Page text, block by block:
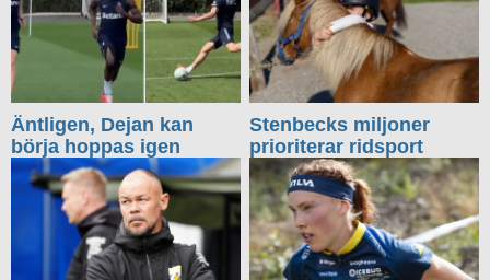
Äntligen, Dejan kan
börja hoppas igen
Stenbecks miljoner
prioriterar ridsport